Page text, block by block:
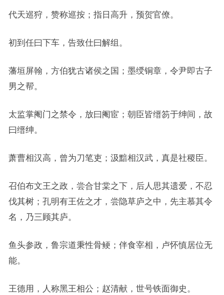
代天巡狩，赞称巡按；指日高升，预贺官僚。
初到任曰下车，告致仕曰解组。
藩垣屏翰，方伯犹古诸侯之国；墨绶铜章，令尹即古子
男之帮。
太监掌阉门之禁令，放曰阉宦；朝臣皆缙笏于绅间，故
曰缙绅。
萧曹相汉高，曾为刀笔吏；汲黯相汉武，真是社稷臣。
召伯布文王之政，尝合甘棠之下，后人思其遗爱，不忍
伐其树；孔明有王佐之才，尝隐草庐之中，先主慕其令
名，乃三顾其庐。
鱼头参政，鲁宗道秉性骨鲠；伴食宰相，卢怀慎居位无
能。
王德用，人称黑王相公；赵清献，世号铁面御史。